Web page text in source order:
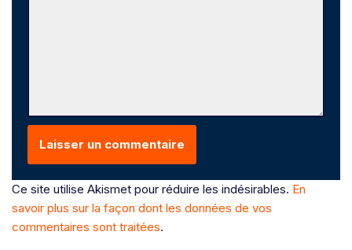
Ce site utilise Akismet pour réduire les indésirables. En
savoir plus sur la façon dont les données de vos
commentaires sont traitées.